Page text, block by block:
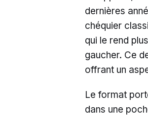
dernières
chéquier
qui le rend
gaucher. Ce
offrant un
Le format
dans une